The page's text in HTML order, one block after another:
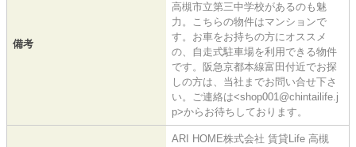
備考
高槻市立第三中学校があるのも魅
力。こちらの物件はマンションで
す。お車をお持ちの方にオススメ
の、自走式駐車場を利用できる物件
です。阪急京都本線富田付近でお探
しの方は、当社までお問い合せ下さ
い。ご連絡は<shop001@chintailife.j
p>からお待ちしております。
ARI HOME株式会社 賃貸Life 高槻